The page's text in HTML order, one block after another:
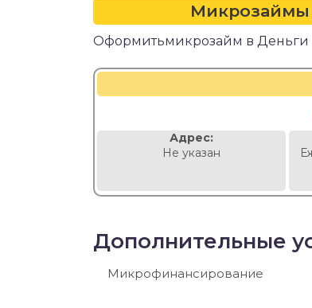
Микрозаймы
Оформитьмикрозайм в Деньги
Адрес:
Не указан
Дополнительные
Микрофинансирование